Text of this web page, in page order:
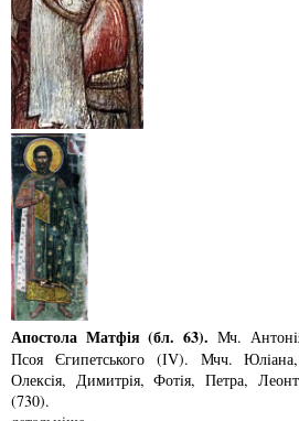
Апостола Матфія (бл. 63). Мч.
Псоя Єгипетського (ІV). Мчч.
Олексiя, Димитрiя, Фотiя, Петра,
(730).